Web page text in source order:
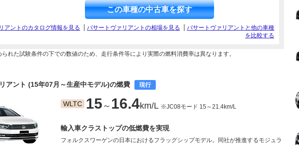
この車種の中古車を探す
アントのカタログ情報を見る パサートヴァリアントの相場を見る
パサートヴァリアントと他の車種
を比較する
れた試験条件の下での数値のため、走行条件等により実際の燃料消費率は異なります。
アント (15年07月～生産中モデル)の燃費 現行
WLTC 15 ～ 16.4km/L ※JC08モード 15～21.4km/L
輸入車クラストップの低燃費を実現
フォルクスワーゲンの日本におけるフラッグシップモデル。同社が推進するモジュラ